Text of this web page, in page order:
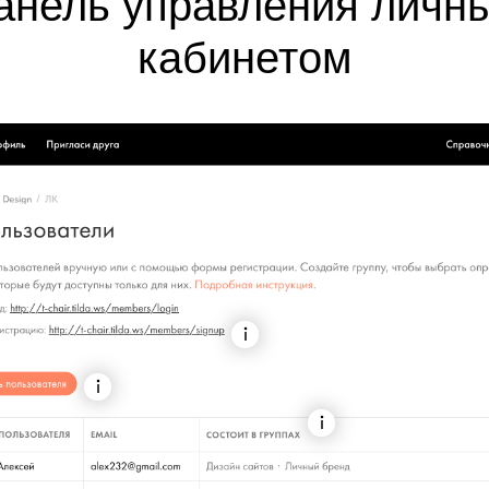
кабинетом